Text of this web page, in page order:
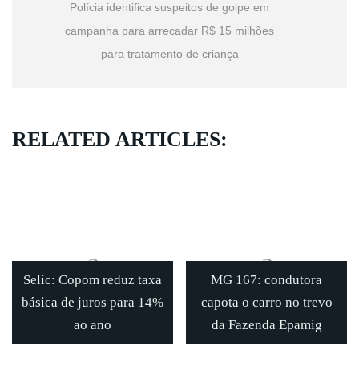
Polícia identifica suspeitos de golpe em
campanha para arrecadar R$ 15 milhões
para tratamento de criança
RELATED ARTICLES:
Selic: Copom reduz taxa
básica de juros para 14%
ao ano
MG 167: condutora
capota o carro no trevo
da Fazenda Epamig